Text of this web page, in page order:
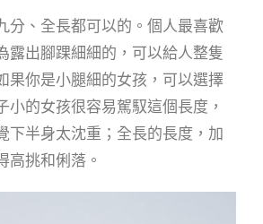
分、全長都可以的。個人最喜歡
露出腳踝細細的，可以給人整隻
果你是小腿細的女孩，可以選擇
小的女孩很容易駕馭這個長度，
下半身太沈重；全長的長度，加
高挑和俐落。